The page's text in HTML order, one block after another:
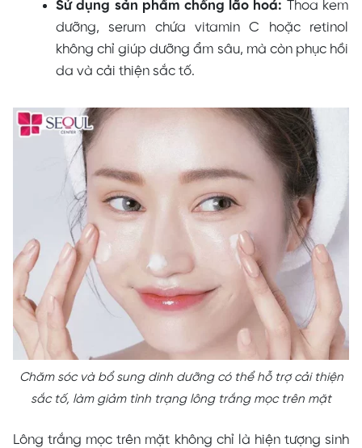
Sử dụng sản phẩm chống lão hoá: Thoa kem
dưỡng, serum chứa vitamin C hoặc retinol
không chỉ giúp dưỡng ẩm sâu, mà còn phục hồi
da và cải thiện sắc tố.
Chăm sóc và bổ sung dinh dưỡng có thể hỗ trợ cải thiện
sắc tố, làm giảm tình trạng lông trắng mọc trên mặt
Lông trắng mọc trên mặt không chỉ là hiện tượng sinh